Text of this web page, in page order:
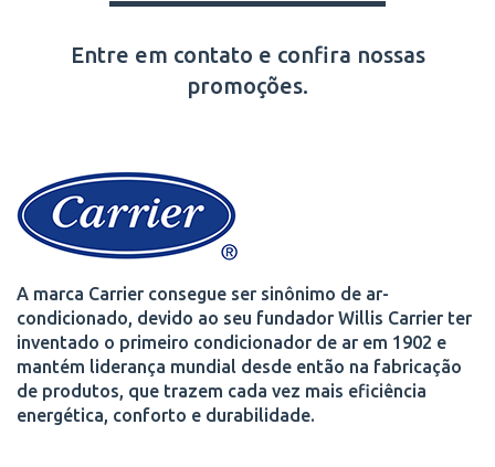
Entre em contato e confira nossas
promoções.
A marca Carrier consegue ser sinônimo de ar-
condicionado, devido ao seu fundador Willis Carrier ter
inventado o primeiro condicionador de ar em 1902 e
mantém liderança mundial desde então na fabricação
de produtos, que trazem cada vez mais eficiência
energética, conforto e durabilidade.